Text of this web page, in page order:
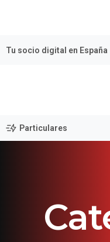
Tu socio digital en España
Particulares